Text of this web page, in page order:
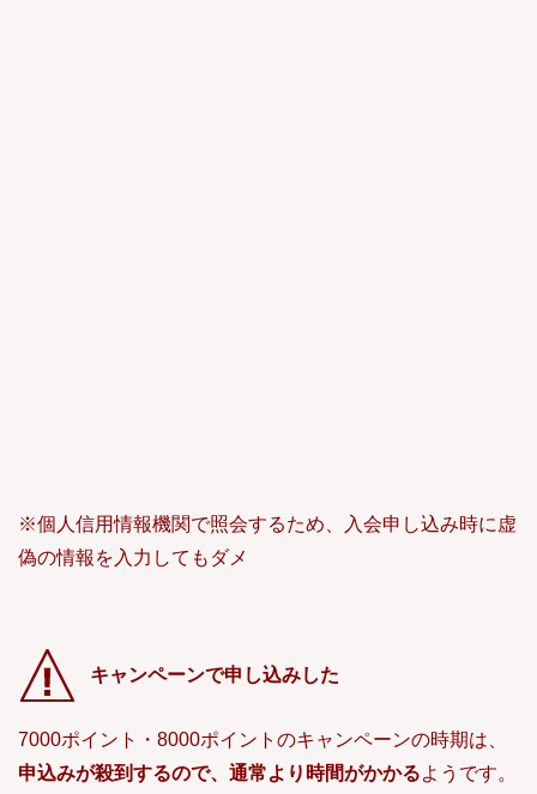
※個人信用情報機関で照会するため、入会申し込み時に虚
偽の情報を入力してもダメ
キャンペーンで申し込みした
7000ポイント・8000ポイントのキャンペーンの時期は、
申込みが殺到するので、通常より時間がかかるようです。